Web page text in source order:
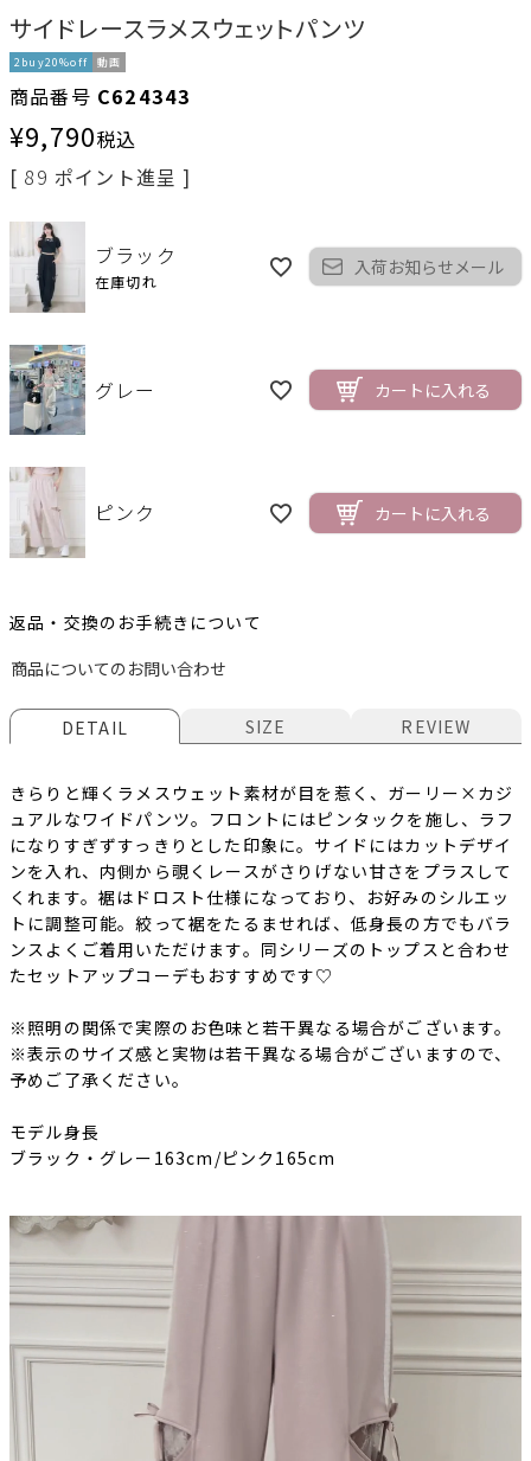
サイドレースラメスウェットパンツ
2buy20%off 動画
商品番号 C624343
¥9,790税込
[ 89 ポイント進呈 ]
ブラック
在庫切れ
入荷お知らせメール
グレー カートに入れる
ピンク カートに入れる
返品・交換のお手続きについて
商品についてのお問い合わせ
DETAIL SIZE REVIEW
きらりと輝くラメスウェット素材が目を惹く、ガーリー×カジ
ュアルなワイドパンツ。フロントにはピンタックを施し、ラフ
になりすぎずすっきりとした印象に。サイドにはカットデザイ
ンを入れ、内側から覗くレースがさりげない甘さをプラスして
くれます。裾はドロスト仕様になっており、お好みのシルエッ
トに調整可能。絞って裾をたるませれば、低身長の方でもバラ
ンスよくご着用いただけます。同シリーズの トップス と合わせ
たセットアップコーデもおすすめです♡
※照明の関係で実際のお色味と若干異なる場合がございます。
※表示のサイズ感と実物は若干異なる場合がございますので、
予めご了承ください。
モデル身長
ブラック・グレー163cm/ピンク165cm